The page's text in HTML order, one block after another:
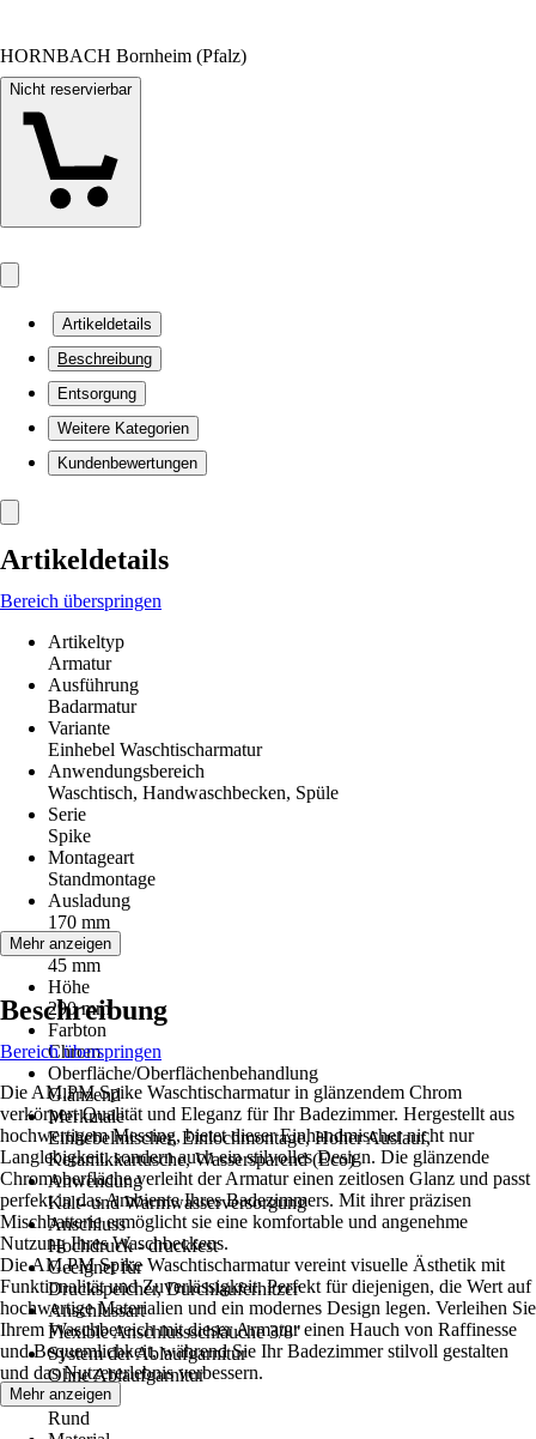
HORNBACH Bornheim (Pfalz)
Nicht reservierbar
Artikeldetails
Beschreibung
Entsorgung
Weitere Kategorien
Kundenbewertungen
Artikeldetails
Bereich überspringen
Artikeltyp
Armatur
Ausführung
Badarmatur
Variante
Einhebel Waschtischarmatur
Anwendungsbereich
Waschtisch, Handwaschbecken, Spüle
Serie
Spike
Montageart
Standmontage
Ausladung
170 mm
Breite
45 mm
Höhe
290 mm
Farbton
Chrom
Oberfläche/Oberflächenbehandlung
Glänzend
Merkmale
Einhebelmischer, Einlochmontage, Hoher Auslauf,
Keramikkartusche, Wassersparend (Eco)
Anwendung
Kalt- und Warmwasserversorgung
Anschluss
Hochdruck - druckfest
Geeignet für
Druckspeicher, Durchlauferhitzer
Anschlussart
Flexible Anschlussschläuche 3/8"
System der Ablaufgarnitur
Ohne Ablaufgarnitur
Form
Rund
Mehr anzeigen
Beschreibung
Bereich überspringen
Die AM.PM Spike Waschtischarmatur in glänzendem Chrom
verkörpert Qualität und Eleganz für Ihr Badezimmer. Hergestellt aus
hochwertigem Messing, bietet dieser Einhandmischer nicht nur
Langlebigkeit, sondern auch ein stilvolles Design. Die glänzende
Chromoberfläche verleiht der Armatur einen zeitlosen Glanz und passt
perfekt in das Ambiente Ihres Badezimmers. Mit ihrer präzisen
Mischbatterie ermöglicht sie eine komfortable und angenehme
Nutzung Ihres Waschbeckens.
Die AM.PM Spike Waschtischarmatur vereint visuelle Ästhetik mit
Funktionalität und Zuverlässigkeit. Perfekt für diejenigen, die Wert auf
hochwertige Materialien und ein modernes Design legen. Verleihen Sie
Ihrem Waschbereich mit dieser Armatur einen Hauch von Raffinesse
und Bequemlichkeit, während Sie Ihr Badezimmer stilvoll gestalten
und das Nutzererlebnis verbessern.
Mehr anzeigen